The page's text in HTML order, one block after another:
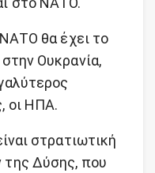
θα έχει το
Ουκρανία,
οι ΗΠΑ.
στρατιωτική
της Δύσης, που